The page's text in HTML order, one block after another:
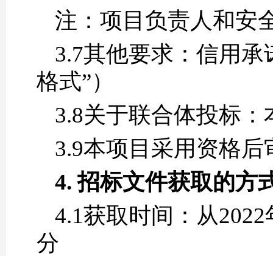
注：项目负责人和安
3.7其他要求：信用承
格式”）
3.8关于联合体投标
3.9本项目采用资格后
4.招标文件获取的方
4.1获取时间：从2022
分